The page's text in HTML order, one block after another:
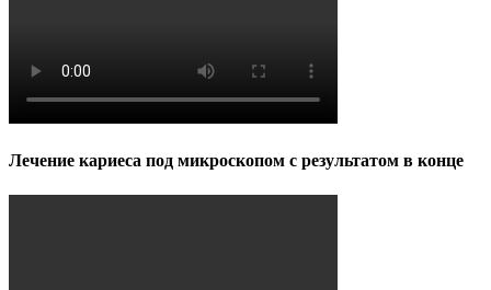
Лечение кариеса под микроскопом с результатом в конце